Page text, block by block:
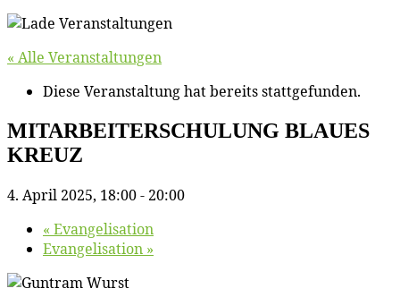
« Alle Veranstaltungen
Diese Veranstaltung hat bereits stattgefunden.
MITARBEITERSCHULUNG BLAUES
KREUZ
4. April 2025, 18:00- 20:00
« Evan­ge­li­sa­ti­on
Evan­ge­li­sa­ti­on »